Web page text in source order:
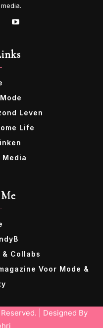
Leven
Life
Media
& Collabs
Voor Mode &
| Designed By